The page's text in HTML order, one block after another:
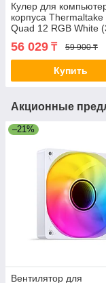
Кулер для
корпуса Thermaltake
Quad 12 RGB White
Pack) 2-009545 CL-
PL12SW-A
56 029 ₸ 59 900 ₸
Купить
Акционные
–21%
Вентилятор для